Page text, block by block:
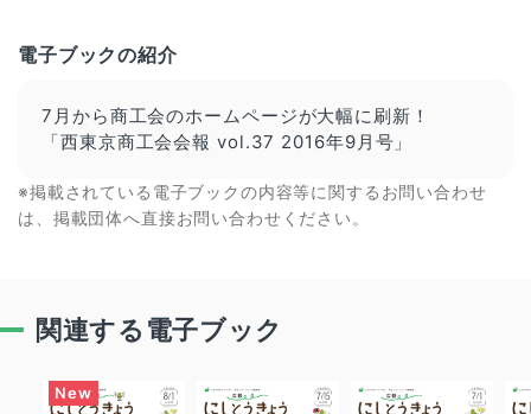
電子ブックの紹介
7月から商工会のホームページが大幅に刷新！
「西東京商工会会報 vol.37 2016年9月号」
※掲載されている電子ブックの内容等に関するお問い合わせ
は、掲載団体へ直接お問い合わせください。
関連する電子ブック